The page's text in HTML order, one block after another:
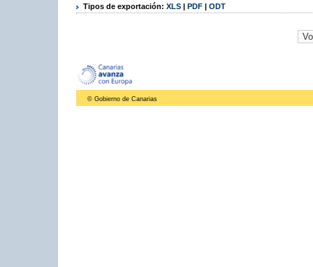
Tipos de exportación: XLS | PDF | ODT
© Gobierno de Canarias